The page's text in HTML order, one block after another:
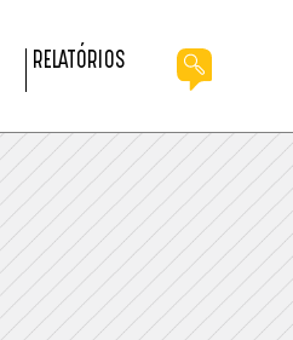
RELATÓRIOS